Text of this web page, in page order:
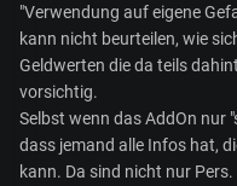
"Verwendung auf eigene
kann nicht beurteilen, wie
Geldwerten die da teils
vorsichtig.
Selbst wenn das AddOn nur
dass jemand alle Infos hat,
kann. Da sind nicht nur